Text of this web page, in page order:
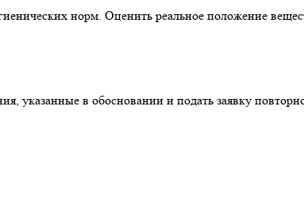
норм. Оценить реальное положение
указанные в обосновании и подать заявку